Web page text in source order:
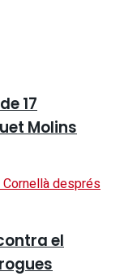
17
Molins
el